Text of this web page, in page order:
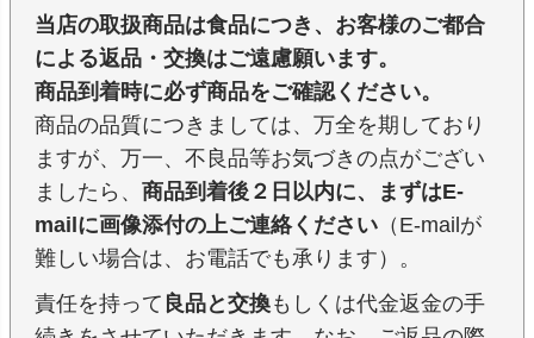
当店の取扱商品は食品につき、お客様のご都合
による返品・交換はご遠慮願います。
商品到着時に必ず商品をご確認ください。
商品の品質につきましては、万全を期しており
ますが、万一、不良品等お気づきの点がござい
ましたら、 商品到着後２日以内に、まずはE-
mailに画像添付の上ご連絡ください （E-mailが
難しい場合は、お電話でも承ります）。
責任を持って 良品と交換もしくは代金返金の手